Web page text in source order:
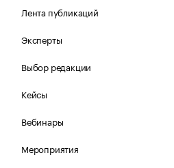
Лента публикаций
Эксперты
Выбор редакции
Кейсы
Вебинары
Мероприятия